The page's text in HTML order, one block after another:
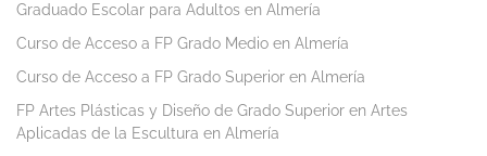
Graduado Escolar para Adultos en Almería
Curso de Acceso a FP Grado Medio en Almería
Curso de Acceso a FP Grado Superior en Almería
FP Artes Plásticas y Diseño de Grado Superior en Artes
Aplicadas de la Escultura en Almería